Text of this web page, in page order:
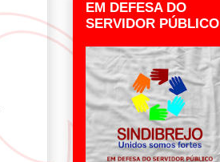
EM DEFESA DO
SERVIDOR PÚBLICO